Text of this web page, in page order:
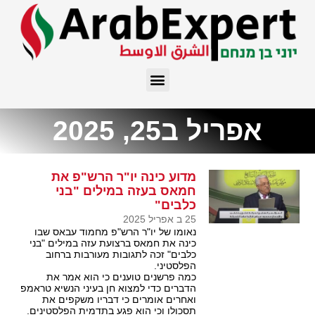
אפריל ב25, 2025
מדוע כינה יו"ר הרש"פ את
חמאס בעזה במילים "בני
כלבים"
25 ב אפריל 2025
נאומו של יו"ר הרש"פ מחמוד עבאס שבו
כינה את חמאס ברצועת עזה במילים "בני
כלבים" זכה לתגובות מעורבות ברחוב
הפלסטיני.
כמה פרשנים טוענים כי הוא אמר את
הדברים כדי למצוא חן בעיני הנשיא טראמפ
ואחרים אומרים כי דבריו משקפים את
תסכולו וכי הוא פגע בתדמית הפלסטינים.